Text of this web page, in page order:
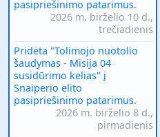
pasipriešinimo patarimus.
2026 m. birželio 10 d.,
trečiadienis
Pridėta "Tolimojo nuotolio
šaudymas - Misija 04
susidūrimo kelias" į
Snaiperio elito
pasipriešinimo patarimus.
2026 m. birželio 8 d.,
pirmadienis